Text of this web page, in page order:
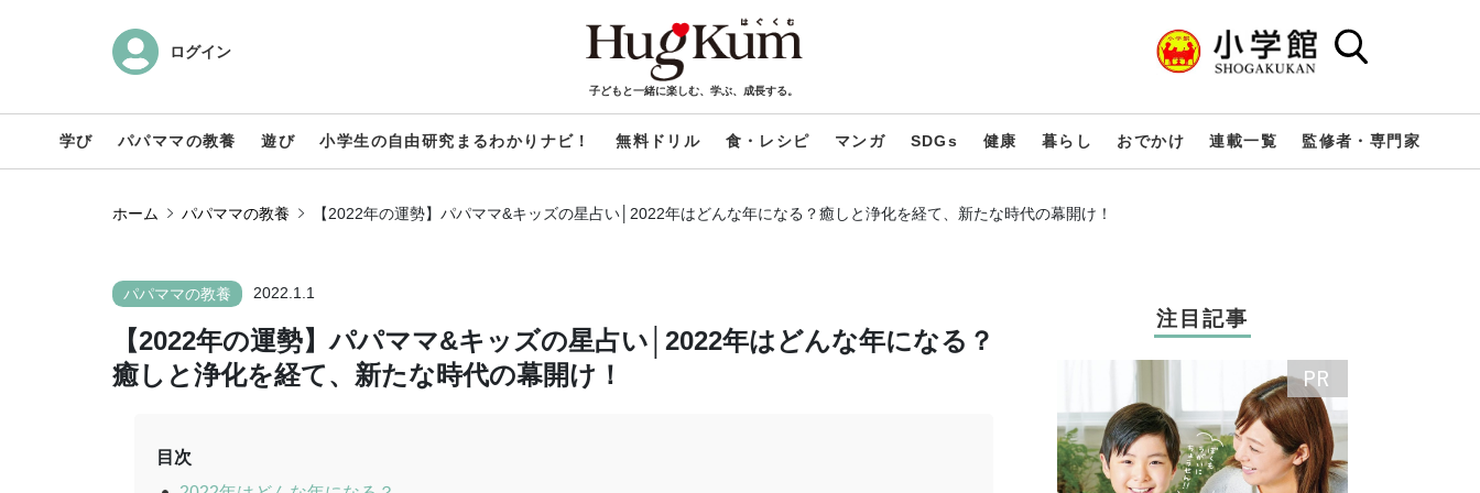
ログイン
子どもと一緒に楽しむ、学ぶ、成長する。
学び パパママの教養 遊び 小学生の自由研究まるわかりナビ！ 無料ドリル 食・レシピ マンガ SDGs 健康 暮らし おでかけ 連載一覧 監修者・専門家
ホーム パパママの教養 【2022年の運勢】パパママ&キッズの星占い│2022年はどんな年になる？癒しと浄化を経て、新たな時代の幕開け！
パパママの教養 2022.1.1
【2022年の運勢】パパママ&キッズの星占い│2022年はどんな年になる？
癒しと浄化を経て、新たな時代の幕開け！
目次
注目記事